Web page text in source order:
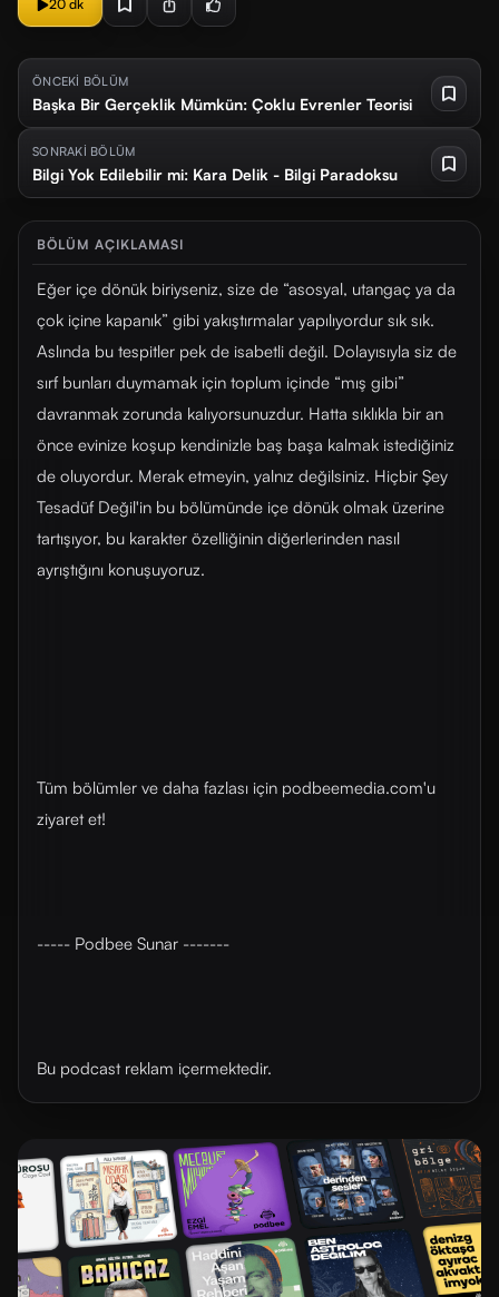
20 dk
ÖNCEKİ BÖLÜM
Başka Bir Gerçeklik Mümkün: Çoklu Evrenler Teorisi
SONRAKİ BÖLÜM
Bilgi Yok Edilebilir mi: Kara Delik - Bilgi Paradoksu
BÖLÜM AÇIKLAMASI
Eğer içe dönük biriyseniz, size de “asosyal, utangaç ya da
çok içine kapanık” gibi yakıştırmalar yapılıyordur sık sık.
Aslında bu tespitler pek de isabetli değil. Dolayısıyla siz de
sırf bunları duymamak için toplum içinde “mış gibi”
davranmak zorunda kalıyorsunuzdur. Hatta sıklıkla bir an
önce evinize koşup kendinizle baş başa kalmak istediğiniz
de oluyordur. Merak etmeyin, yalnız değilsiniz. Hiçbir Şey
Tesadüf Değil'in bu bölümünde içe dönük olmak üzerine
tartışıyor, bu karakter özelliğinin diğerlerinden nasıl
ayrıştığını konuşuyoruz.
Tüm bölümler ve daha fazlası için ⁠⁠podbeemedia.com⁠⁠'u
ziyaret et!
----- Podbee Sunar -------
Bu podcast reklam içermektedir.